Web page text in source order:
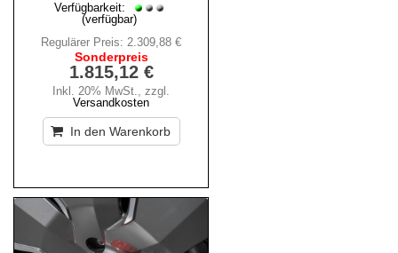
Verfügbarkeit:
(verfügbar)
Regulärer Preis: 2.309,88 €
Sonderpreis
1.815,12 €
Inkl. 20% MwSt., zzgl.
Versandkosten
In den Warenkorb